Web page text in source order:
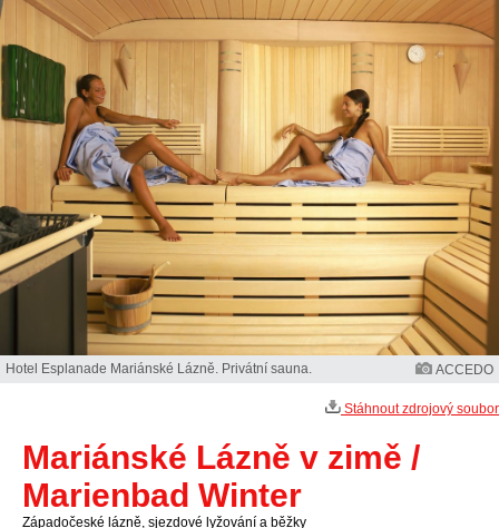
Hotel Esplanade Mariánské Lázně. Privátní sauna. ACCEDO
Stáhnout zdrojový soubor
Mariánské Lázně v zimě /
Marienbad Winter
Západočeské lázně, sjezdové lyžování a běžky